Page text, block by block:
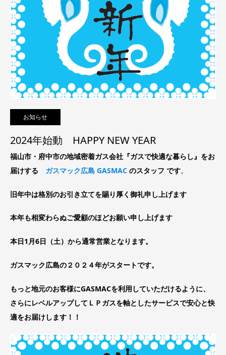
お知らせ
2024年始動 HAPPY NEW YEAR
福山市・府中市の地域密着ガス会社『ガスで快適な暮らし』をお
届けする ガスマック広島 GASMAC のスタッフ です。
旧年中は格別のお引き立てを賜り厚く御礼申し上げます
本年も相変わらぬご愛顧のほどお願い申し上げます
本日1月6日（土）から通常営業となります。
ガスマック広島の２０２４年がスタートです。
もっと地元のお客様にGASMACを利用していただけるように、
さらにレベルアップしてＬＰガスを軸としたサービスで安心と快
適をお届けします！！